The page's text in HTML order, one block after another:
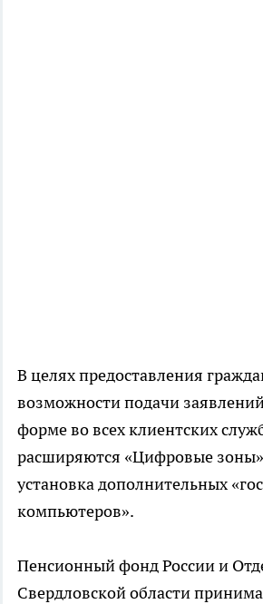
В целях предоставления
возможности подачи
форме во всех клиентских
расширяются «Цифровые
установка дополнительных
компьютеров».
Пенсионный фонд России и
Свердловской области